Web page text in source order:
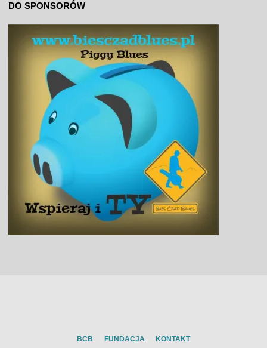
DO SPONSORÓW
BCB FUNDACJA KONTAKT